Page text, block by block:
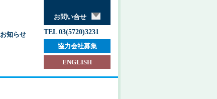
お知らせ
お問い合せ
TEL 03(5720)3231
協力会社募集
ENGLISH